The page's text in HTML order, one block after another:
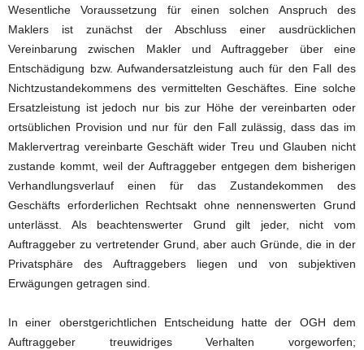
Wesentliche Voraussetzung für einen solchen Anspruch des
Maklers ist zunächst der Abschluss einer ausdrücklichen
Vereinbarung zwischen Makler und Auftraggeber über eine
Entschädigung bzw. Aufwandersatzleistung auch für den Fall des
Nichtzustandekommens des vermittelten Geschäftes. Eine solche
Ersatzleistung ist jedoch nur bis zur Höhe der vereinbarten oder
ortsüblichen Provision und nur für den Fall zulässig, dass das im
Maklervertrag vereinbarte Geschäft wider Treu und Glauben nicht
zustande kommt, weil der Auftraggeber entgegen dem bisherigen
Verhandlungsverlauf einen für das Zustandekommen des
Geschäfts erforderlichen Rechtsakt ohne nennenswerten Grund
unterlässt. Als beachtenswerter Grund gilt jeder, nicht vom
Auftraggeber zu vertretender Grund, aber auch Gründe, die in der
Privatsphäre des Auftraggebers liegen und von subjektiven
Erwägungen getragen sind.
In einer oberstgerichtlichen Entscheidung hatte der OGH dem
Auftraggeber treuwidriges Verhalten vorgeworfen;